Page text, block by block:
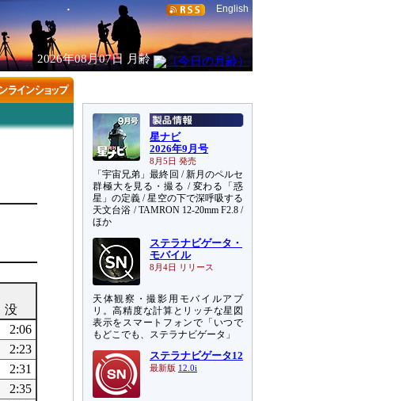
English
2026年08月07日 月齢
没
2:06
2:23
2:31
2:35
星ナビ
2026年9月号
8月5日 発売
「宇宙兄弟」最終回 / 新月のペルセ
群極大を見る・撮る / 変わる「惑
星」の定義 / 星空の下で深呼吸する
天文台浴 / TAMRON 12-20mm F2.8 /
ほか
ステラナビゲータ・
モバイル
8月4日 リリース
天体観察・撮影用モバイルアプ
リ。高精度な計算とリッチな星図
表示をスマートフォンで「いつで
もどこでも、ステラナビゲータ」
ステラナビゲータ12
最新版 12.0i